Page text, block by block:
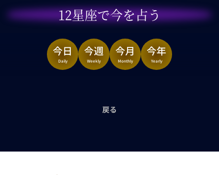
12星座で今を占う
今日
Daily
今週
Weekly
今月
Monthly
今年
Yearly
戻る